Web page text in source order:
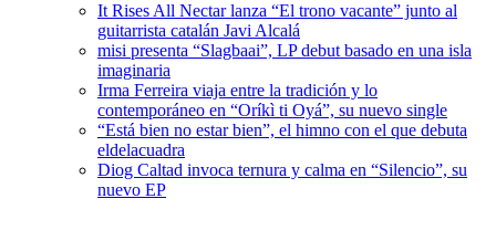
It Rises All Nectar lanza “El trono vacante” junto al
guitarrista catalán Javi Alcalá
misi presenta “Slagbaai”, LP debut basado en una isla
imaginaria
Irma Ferreira viaja entre la tradición y lo
contemporáneo en “Oríkì ti Oyá”, su nuevo single
“Está bien no estar bien”, el himno con el que debuta
eldelacuadra
Diog Caltad invoca ternura y calma en “Silencio”, su
nuevo EP